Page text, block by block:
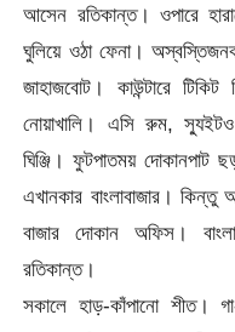
আসেন রতিকান্ত। ওপারে
ঘুলিয়ে ওঠা ফেনা।
জাহাজবোট। কাউন্টারে
নোয়াখালি। এসি রুম, স্যুইটও
ঘিঞ্জি। ফুটপাতময় দোকানপাট
এখানকার বাংলাবাজার।
বাজার দোকান অফিস।
রতিকান্ত।
সকালে হাড়-কাঁপানো শীত।